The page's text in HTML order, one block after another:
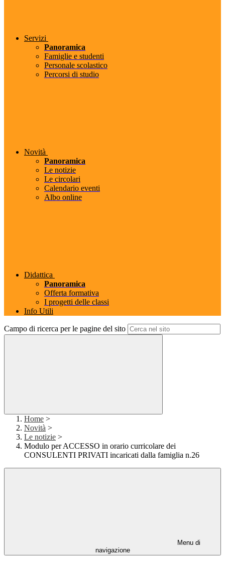
Servizi
Panoramica
Famiglie e studenti
Personale scolastico
Percorsi di studio
Novità
Panoramica
Le notizie
Le circolari
Calendario eventi
Albo online
Didattica
Panoramica
Offerta formativa
I progetti delle classi
Info Utili
Campo di ricerca per le pagine del sito
Home >
Novità >
Le notizie >
Modulo per ACCESSO in orario curricolare dei
CONSULENTI PRIVATI incaricati dalla famiglia n.26
Menu di
navigazione